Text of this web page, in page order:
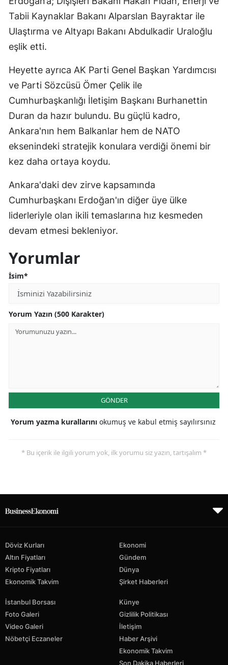
Tabii Kaynaklar Bakanı Alparslan Bayraktar ile
Ulaştırma ve Altyapı Bakanı Abdulkadir Uraloğlu
eşlik etti.
Heyette ayrıca AK Parti Genel Başkan Yardımcısı
ve Parti Sözcüsü Ömer Çelik ile
Cumhurbaşkanlığı İletişim Başkanı Burhanettin
Duran da hazır bulundu. Bu güçlü kadro,
Ankara'nın hem Balkanlar hem de NATO
eksenindeki stratejik konulara verdiği önemi bir
kez daha ortaya koydu.
Ankara'daki dev zirve kapsamında
Cumhurbaşkanı Erdoğan'ın diğer üye ülke
liderleriyle olan ikili temaslarına hız kesmeden
devam etmesi bekleniyor.
Yorumlar
İsim*
Yorum Yazın (500 Karakter)
GÖNDER
Yorum yazma kurallarını okumuş ve kabul etmiş sayılırsınız
* Bu içerik ile ilgili yorum yok, ilk yorumu siz yazın, tartışalım *
Döviz Kurları
Altın Fiyatları
Kripto Fiyatları
Ekonomik Takvim
Ekonomi
Gündem
Dünya
Şirket Haberleri
İstanbul Borsası
Foto Galeri
Video Galeri
Nöbetçi Eczaneler
Künye
Gizlilik Politikası
İletişim
Haber Arşivi
Ekonomik Takvim
Son Dakika Haberleri